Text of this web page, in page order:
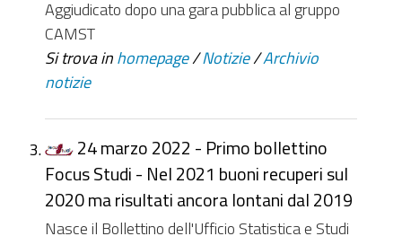
Aggiudicato dopo una gara pubblica al gruppo
CAMST
Si trova in homepage /Notizie /Archivio
notizie
24 marzo 2022 - Primo bollettino
Focus Studi - Nel 2021 buoni recuperi sul
2020 ma risultati ancora lontani dal 2019
Nasce il Bollettino dell'Ufficio Statistica e Studi